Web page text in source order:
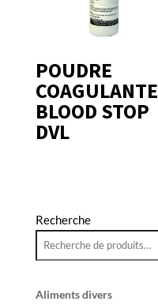
POUDRE
COAGULANTE
BLOOD STOP
DVL
Recherche
Aliments divers